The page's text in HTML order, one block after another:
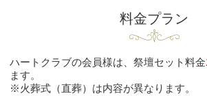
料金プラン
ハートクラブの会員様は、祭壇セット料金
ます。
※火葬式（直葬）は内容が異なります。